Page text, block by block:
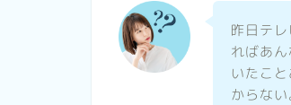
昨日テ
ればあ
いたこ
からな